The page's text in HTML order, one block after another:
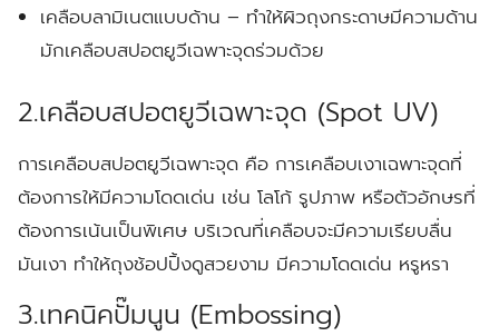
เคลือบลามิเนตแบบด้าน – ทำให้ผิวถุงกระดาษมีความด้าน
มักเคลือบสปอตยูวีเฉพาะจุดร่วมด้วย
2.เคลือบสปอตยูวีเฉพาะจุด (Spot UV)
การเคลือบสปอตยูวีเฉพาะจุด คือ การเคลือบเงาเฉพาะจุดที่
ต้องการให้มีความโดดเด่น เช่น โลโก้ รูปภาพ หรือตัวอักษรที่
ต้องการเน้นเป็นพิเศษ บริเวณที่เคลือบจะมีความเรียบลื่น
มันเงา ทำให้ถุงช้อปปิ้งดูสวยงาม มีความโดดเด่น หรูหรา
3.เทคนิคปั๊มนูน (Embossing)